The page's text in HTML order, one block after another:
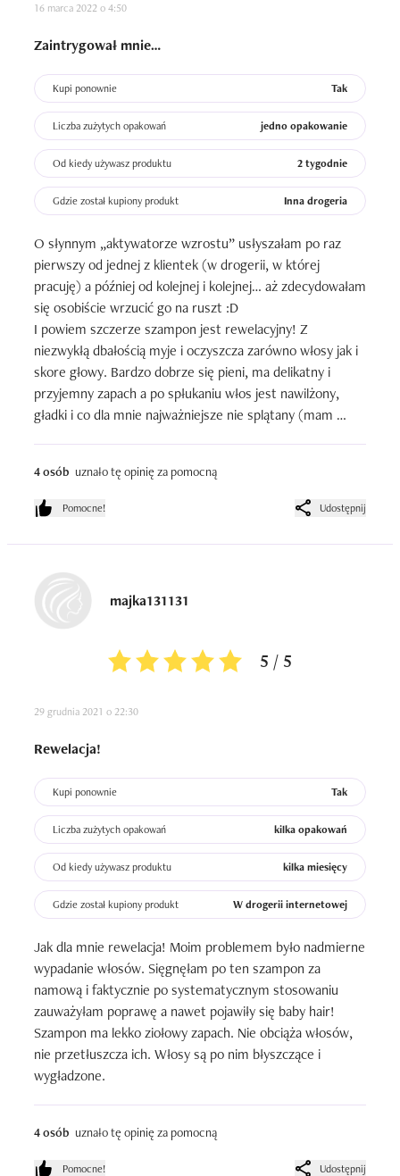
Wciąż uważam,  że ta odżywka wraz z szamponem to
No i jeszcze z uwagi na obecną sytuację geopolityczną
chciałabym zaznaczyć, że nie kupię ich ponownie tylko i
wyłącznie dlatego, że są to rosyjskie kosmetyki.
16 marca 2022 o 4:50
Zaintrygował mnie…
Kupi ponownie Tak
Liczba zużytych opakowań jedno opakowanie
Od kiedy używasz produktu 2 tygodnie
Gdzie został kupiony produkt Inna drogeria
O słynnym „aktywatorze wzrostu” usłyszałam po raz
pierwszy od jednej z klientek (w drogerii, w której
pracuję) a później od kolejnej i kolejnej… aż zdecydowałam
się osobiście wrzucić go na ruszt :D
I powiem szczerze szampon jest rewelacyjny! Z
niezwykłą dbałością myje i oczyszcza zarówno włosy jak i
skore głowy. Bardzo dobrze się pieni, ma delikatny i
przyjemny zapach a po spłukaniu włos jest nawilżony,
gładki i co dla mnie najważniejsze nie splątany (mam
na wszystkie pasma…). Czy aktywuje wzrost? O tym się
dopiero przekonam bo aktualnie zaczynam drugie
opakowanie (prędzej nazwałabym to saszetką :D)
Uwielbiam produkty Babuszki Agafii. Szkoda tylko, że
4 osób uznało tę opinię za pomocną
Pomocne! Udostępnij
majka131131
5 / 5
29 grudnia 2021 o 22:30
Rewelacja!
Kupi ponownie Tak
Liczba zużytych opakowań kilka opakowań
Od kiedy używasz produktu kilka miesięcy
Gdzie został kupiony produkt W drogerii internetowej
Jak dla mnie rewelacja! Moim problemem było nadmierne
wypadanie włosów. Sięgnęłam po ten szampon za
namową i faktycznie po systematycznym stosowaniu
zauważyłam poprawę a nawet pojawiły się baby hair!
Szampon ma lekko ziołowy zapach. Nie obciąża włosów,
nie przetłuszcza ich. Włosy są po nim błyszczące i
wygładzone.
4 osób uznało tę opinię za pomocną
Pomocne! Udostępnij